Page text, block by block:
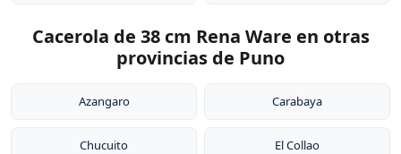
Cacerola de 38 cm Rena Ware en otras
provincias de Puno
Azangaro Carabaya
Chucuito El Collao